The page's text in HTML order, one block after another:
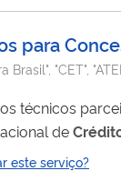
para
Brasil", "CET",
a rede de apoio
de
ações de
candidatos;...
este serviço?